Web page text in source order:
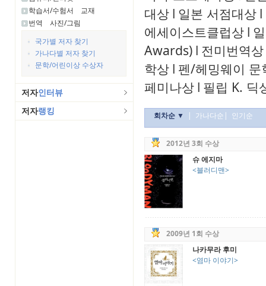
학습서/수험서
교재
번역
사진/그림
국가별 저자 찾기
가나다별 저자 찾기
문학/어린이상 수상자
저자인터뷰
저자랭킹
대상 l 일본 서점대상 l
에세이스트클럽상 l
Awards) l 전미번역상
학상 l 펜/헤밍웨이 문
페미나상 l 필립 K. 딕
회차순 ▼ | 가나다순 | 인기순
2012년 3회 수상
슈 에지마
<블러디맨>
2009년 1회 수상
나카무라 후미
<염마 이야기>